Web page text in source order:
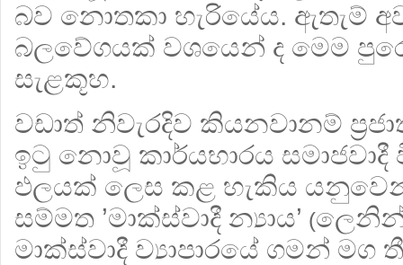
බව නොතකා හැරියේය. ඇතැම්
බලවේගයක් වශයෙන් ද මෙම
සැළකූහ.
වඩාත් නිවැරදිව කියනවානම්
ඉටු නොවූ කාර්යභාරය
ඵලයක් ලෙස කළ හැකිය
සම්මත ’මාක්ස්වාදී න්‍යාය’ (
මාක්ස්වාදී ව්‍යාපාරයේ ගමන්